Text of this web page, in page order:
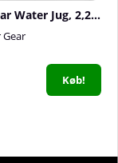
Gorilla Wear Water Jug, 2,2 L, black
Gear
Køb!